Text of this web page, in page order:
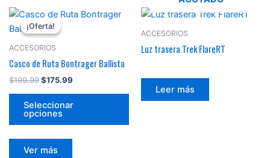
¡Oferta!
¡Oferta!
ACCESORIOS
Casco de Ruta Bontrager Ballista
$199.99
El
precio
original
$199.99.
$175.99
El
Seleccionar
opciones
Este
producto
opciones
Ver más
ACCESORIOS
Luz trasera Trek FlareRT
Leer más